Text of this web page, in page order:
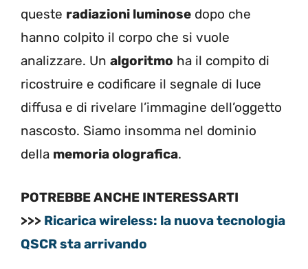
queste radiazioni luminose dopo che
hanno colpito il corpo che si vuole
analizzare. Un algoritmo ha il compito di
ricostruire e codificare il segnale di luce
diffusa e di rivelare l’immagine dell’oggetto
nascosto. Siamo insomma nel dominio
della memoria olografica.
POTREBBE ANCHE INTERESSARTI
>>> Ricarica wireless: la nuova tecnologia
QSCR sta arrivando